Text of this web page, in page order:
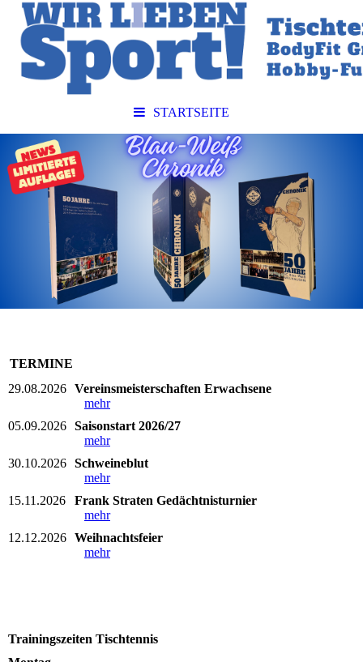
STARTSEITE
TERMINE
29.08.2026 Vereinsmeisterschaften Erwachsene
mehr
05.09.2026 Saisonstart 2026/27
mehr
30.10.2026 Schweineblut
mehr
15.11.2026
Frank Straten Gedächtnisturnier
mehr
12.12.2026 Weihnachtsfeier
mehr
Trainingszeiten Tischtennis